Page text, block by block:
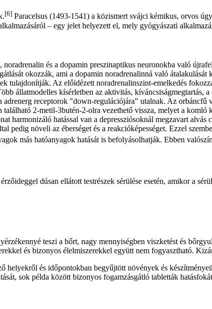
[6] Paracelsus (1493-1541) a közismert svájci kémikus, orvos
– egy jelet helyezett el, mely gyógyászati
és a dopamin preszinaptikus neuronokba való
okozzák, ami a dopamin noradrenalinná való
tulajdonítják. Az előidézett noradrenalinszint-emelkedés
állatmodelles kísérletben az aktivitás,
adrenerg receptorok "down-regulációjára" utalnak. Az
található 2-metil-3butén-2-olra vezethető vissza, melyet a
harmonizáló hatással van a depressziósoknál megzavart
pedig növeli az éberséget és a reakcióképességet. Ezzel
más hatóanyagok hatását is befolyásolhatják. Ebben
dúsan ellátott testrészek sérülése esetén, amikor a
teszi a bőrt, nagy mennyiségben viszketést és
és bizonyos élelmiszerekkel együtt nem fogyasztható.
helyekről és időpontokban begyűjtött növények és
sok példa között bizonyos fogamzásgátló tabletták